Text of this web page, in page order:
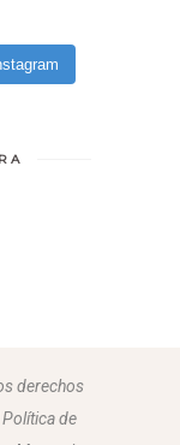
derechos
de